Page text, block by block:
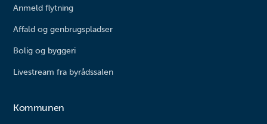
Anmeld flytning
Affald og genbrugspladser
Bolig og byggeri
Livestream fra byrådssalen
Kommunen